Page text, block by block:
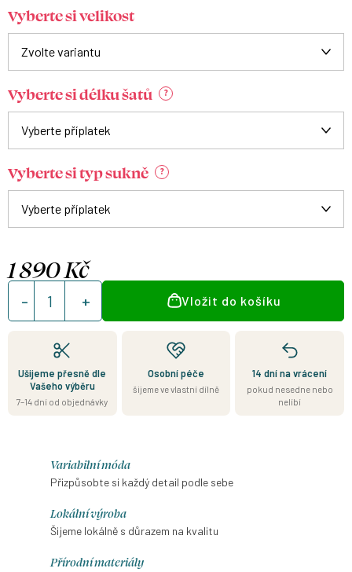
Vyberte si velikost
Vyberte si délku šatů ?
Vyberte si typ sukně ?
1 890 Kč
Měrná
cena:
Vložit do košíku
Ušijeme přesně dle
Vašeho výběru
7–14 dní od objednávky
Osobní péče
šijeme ve vlastní dílně
14 dní na vrácení
pokud nesedne nebo
nelíbí
Variabilní móda
Přizpůsobte si každý detail podle sebe
Lokální výroba
Šijeme lokálně s důrazem na kvalitu
Přírodní materiály